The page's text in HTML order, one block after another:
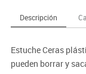
Descripción
Estuche Ceras
pueden borrar y